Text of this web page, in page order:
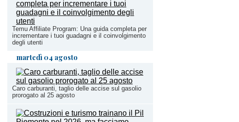
Temu Affiliate Program: Una guida completa per
incrementare i tuoi guadagni e il coinvolgimento
degli utenti
martedì 04 agosto
Caro carburanti, taglio delle accise sul gasolio
prorogato al 25 agosto